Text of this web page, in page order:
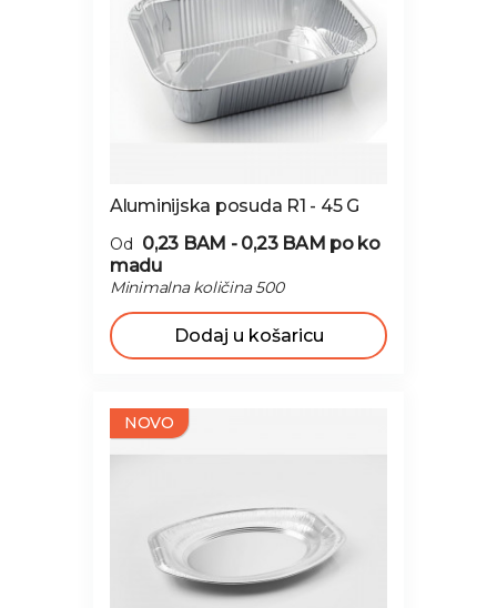
Aluminijska posuda R1 - 45 G
Od 0,23 BAM - 0,23 BAM po ko
madu
Minimalna količina 500
Dodaj u košaricu
NOVO